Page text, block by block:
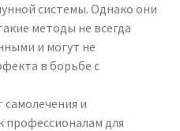
системы. Однако они
методы не всегда
и могут не
в борьбе с
и
для